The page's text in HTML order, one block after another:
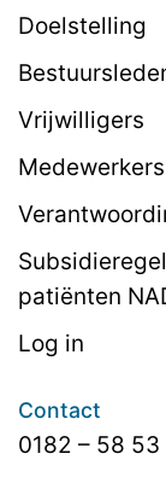
Doelstelling
Vrijwilligers
Medewerkers
patiënten
Log in
Contact
0182 – 58 53